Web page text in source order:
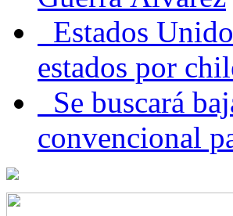
Estados
estados por
Se buscará
convencional